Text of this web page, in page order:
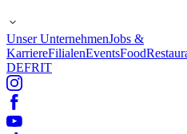
Unser UnternehmenJobs &
KarriereFilialenEventsFood
DEFRIT